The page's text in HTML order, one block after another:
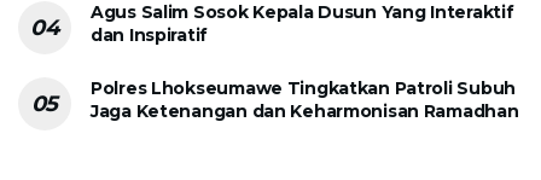
Agus Salim Sosok Kepala Dusun Yang Interaktif
dan Inspiratif
Polres Lhokseumawe Tingkatkan Patroli Subuh
Jaga Ketenangan dan Keharmonisan Ramadhan